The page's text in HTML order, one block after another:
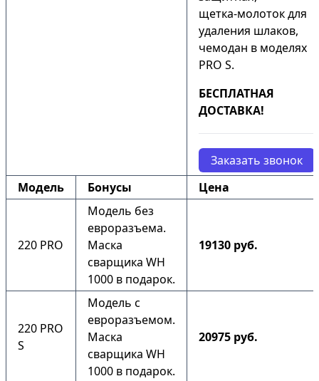
щетка-молоток для
удаления шлаков,
чемодан в моделях
PRO S.
БЕСПЛАТНАЯ
ДОСТАВКА!
Заказать звонок
Модель
Бонусы Цена
220 PRO
Модель без
евроразъема.
Маска
сварщика WH
1000 в подарок.
19130 руб.
220 PRO
S
Модель с
евроразъемом.
Маска
сварщика WH
1000 в подарок.
20975 руб.